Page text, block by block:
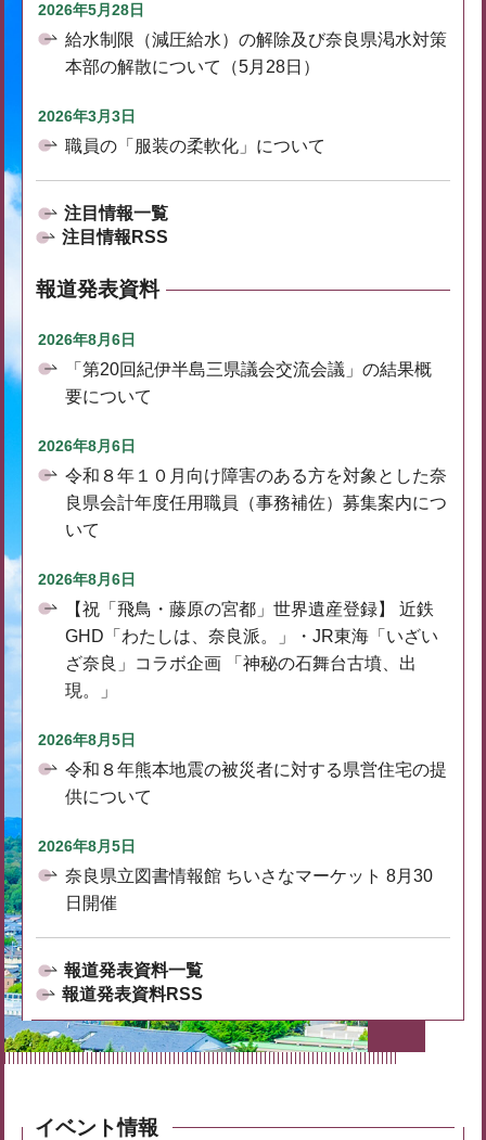
2026年5月28日
給水制限（減圧給水）の解除及び奈良県渇水対策
本部の解散について（5月28日）
2026年3月3日
職員の「服装の柔軟化」について
注目情報一覧
注目情報RSS
報道発表資料
2026年8月6日
「第20回紀伊半島三県議会交流会議」の結果概
要について
2026年8月6日
令和８年１０月向け障害のある方を対象とした奈
良県会計年度任用職員（事務補佐）募集案内につ
いて
2026年8月6日
【祝「飛鳥・藤原の宮都」世界遺産登録】 近鉄
GHD「わたしは、奈良派。」・JR東海「いざい
ざ奈良」コラボ企画 「神秘の石舞台古墳、出
現。」
2026年8月5日
令和８年熊本地震の被災者に対する県営住宅の提
供について
2026年8月5日
奈良県立図書情報館 ちいさなマーケット 8月30
日開催
報道発表資料一覧
報道発表資料RSS
イベント情報